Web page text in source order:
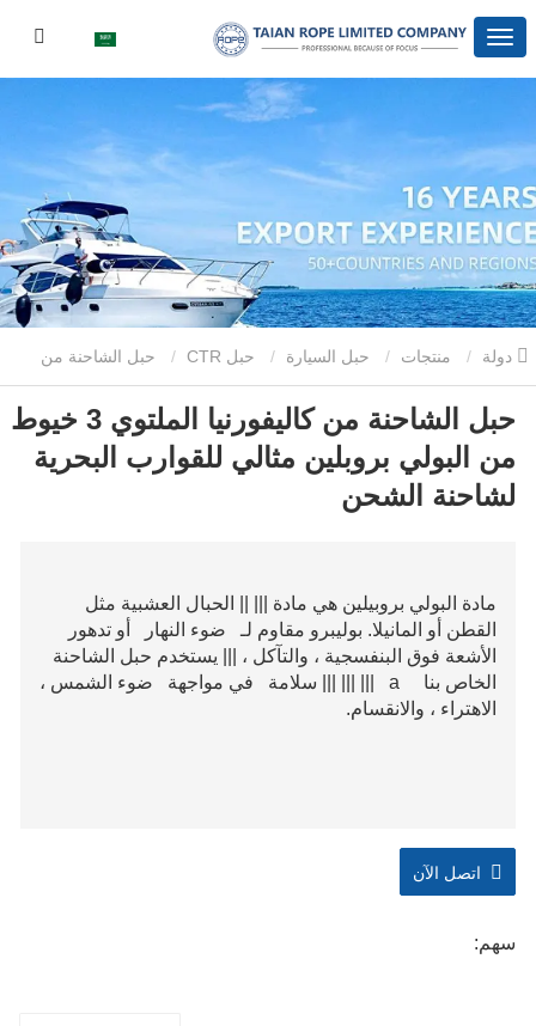
منتجات حبل السيارة حبل CTR حبل الشاحنة من
كاليفورنيا الملتوي 3 خيوط من البولي بروبلين مثالي للقوارب البحرية لشاحنة
الشحن
حبل الشاحنة من كاليفورنيا الملتوي 3 خيوط
من البولي بروبلين مثالي للقوارب البحرية
لشاحنة الشحن
مادة البولي بروبيلين هي مادة ||| || الحبال العشبية مثل
القطن أو المانيلا. بوليبرو مقاوم لـ ضوء النهار أو تدهور
الأشعة فوق البنفسجية ، والتآكل ، ||| يستخدم حبل الشاحنة
الخاص بنا a ||| ||| ||| سلامة في مواجهة ضوء الشمس ،
الاهتراء ، والانقسام.
اتصل الآن
سهم: